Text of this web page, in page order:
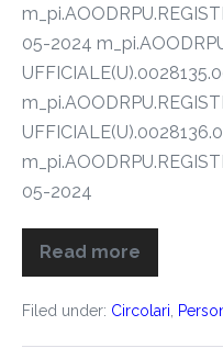
05-2024
05-2024
Read more
Filed under: Circolari